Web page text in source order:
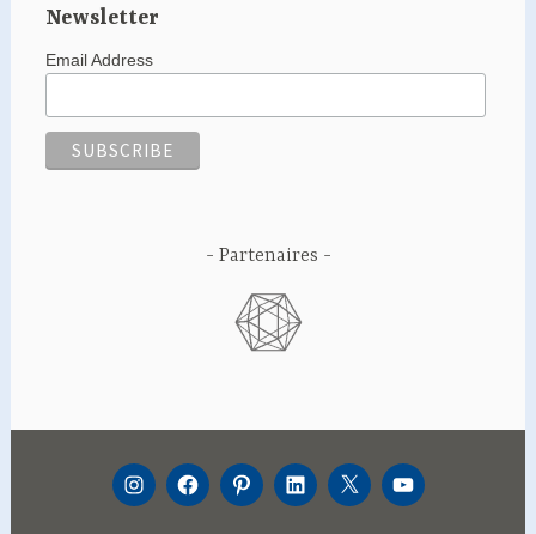
Newsletter
Email Address
Partenaires
INSTAGRAM
FACEBOOK
PINTEREST
LINKEDIN
TWITTERYOUTUBE